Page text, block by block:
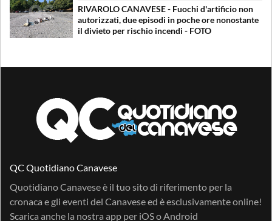
RIVAROLO CANAVESE - Fuochi d'artificio non
autorizzati, due episodi in poche ore nonostante
il divieto per rischio incendi - FOTO
QC Quotidiano Canavese
Quotidiano Canavese è il tuo sito di riferimento per la
cronaca e gli eventi del Canavese ed è esclusivamente online!
Scarica anche la nostra app per iOSo Android